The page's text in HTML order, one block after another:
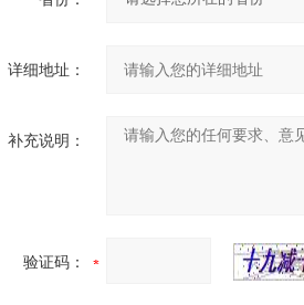
详细地址：
补充说明：
验证码：